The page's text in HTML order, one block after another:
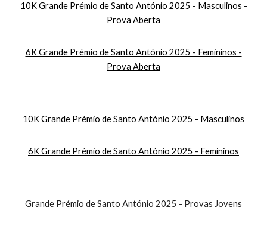
10K Grande Prémio de Santo António 2025 - Masculinos -
Prova Aberta
6K Grande Prémio de Santo António 2025 - Femininos -
Prova Aberta
10K Grande Prémio de Santo António 2025 - Masculinos
6K Grande Prémio de Santo António 2025 - Femininos
Grande Prémio de Santo António 2025 - Provas Jovens